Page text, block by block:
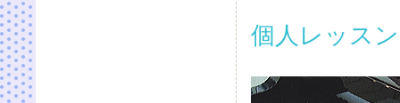
個人レッスン